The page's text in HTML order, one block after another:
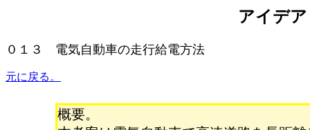
アイデ
０１３ 電気自動車の走行給電方法
元に戻る。
概要。